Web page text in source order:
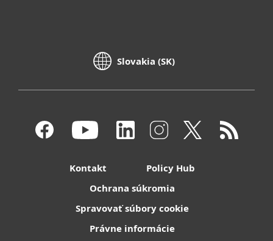
Slovakia (SK)
Kontakt
Policy Hub
Ochrana súkromia
Spravovať súbory cookie
Právne informácie